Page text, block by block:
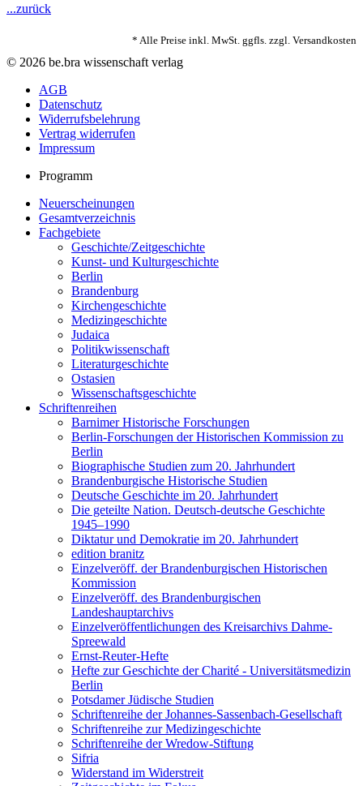
...zurück
* Alle Preise inkl. MwSt. ggfls. zzgl. Versandkosten
© 2026 be.bra wissenschaft verlag
AGB
Datenschutz
Widerrufsbelehrung
Vertrag widerrufen
Impressum
Programm
Neuerscheinungen
Gesamtverzeichnis
Fachgebiete
Geschichte/Zeitgeschichte
Kunst- und Kulturgeschichte
Berlin
Brandenburg
Kirchengeschichte
Medizingeschichte
Judaica
Politikwissenschaft
Literaturgeschichte
Ostasien
Wissenschaftsgeschichte
Schriftenreihen
Barnimer Historische Forschungen
Berlin-Forschungen der Historischen Kommission zu
Berlin
Biographische Studien zum 20. Jahrhundert
Brandenburgische Historische Studien
Deutsche Geschichte im 20. Jahrhundert
Die geteilte Nation. Deutsch-deutsche Geschichte
1945–1990
Diktatur und Demokratie im 20. Jahrhundert
edition branitz
Einzelveröff. der Brandenburgischen Historischen
Kommission
Einzelveröff. des Brandenburgischen
Landeshauptarchivs
Einzelveröffentlichungen des Kreisarchivs Dahme-
Spreewald
Ernst-Reuter-Hefte
Hefte zur Geschichte der Charité - Universitätsmedizin
Berlin
Potsdamer Jüdische Studien
Schriftenreihe der Johannes-Sassenbach-Gesellschaft
Schriftenreihe zur Medizingeschichte
Schriftenreihe der Wredow-Stiftung
Sifria
Widerstand im Widerstreit